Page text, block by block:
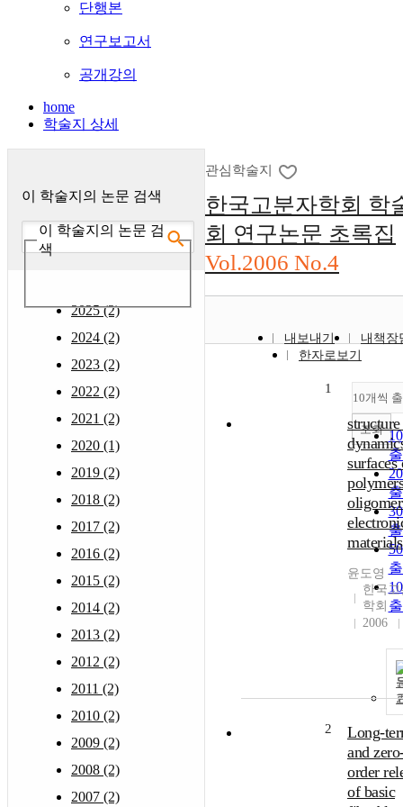
단행본
연구보고서
공개강의
home
학술지 상세
이 학술지의 논문 검색
이 학술지의 논문 검
색
2025 (2)
2024 (2)
2023 (2)
2022 (2)
2021 (2)
2020 (1)
2019 (2)
2018 (2)
2017 (2)
2016 (2)
2015 (2)
2014 (2)
2013 (2)
2012 (2)
2011 (2)
2010 (2)
2009 (2)
2008 (2)
2007 (2)
관심학술지
한국고분자학회 학
회 연구논문 초록집
Vol.2006 No.4
내보내기
내책장
한자로보기
10개씩
조회
1
surfaces
materials
윤도영
한국
학회
2006
2
Long-
and
order
of basic